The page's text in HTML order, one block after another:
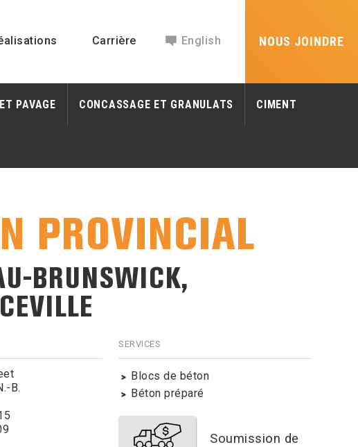
Carrière English NOUS JOINDRE
PAVAGE CONCASSAGE ET GRANULATS CIMENT
PROVINCIAL
BRUNSWICK,
B.
SERVICES
Blocs de béton
Béton préparé
Soumission de